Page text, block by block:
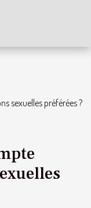
sexuelles préférées ?